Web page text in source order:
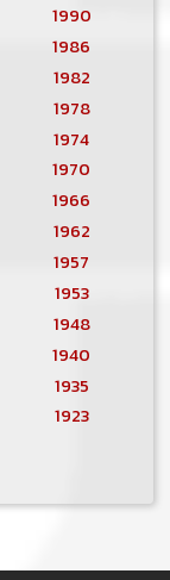
1990
1986
1982
1978
1974
1970
1966
1962
1957
1953
1948
1940
1935
1923